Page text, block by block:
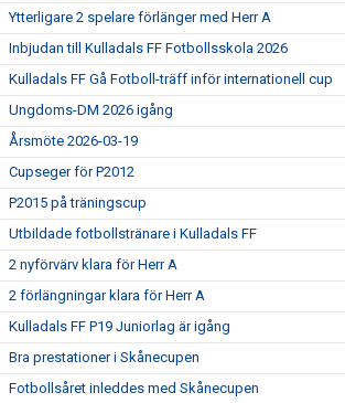
Ytterligare 2 spelare förlänger med Herr A
Inbjudan till Kulladals FF Fotbollsskola 2026
Kulladals FF Gå Fotboll-träff inför internationell cup
Ungdoms-DM 2026 igång
Årsmöte 2026-03-19
Cupseger för P2012
P2015 på träningscup
Utbildade fotbollstränare i Kulladals FF
2 nyförvärv klara för Herr A
2 förlängningar klara för Herr A
Kulladals FF P19 Juniorlag är igång
Bra prestationer i Skånecupen
Fotbollsåret inleddes med Skånecupen